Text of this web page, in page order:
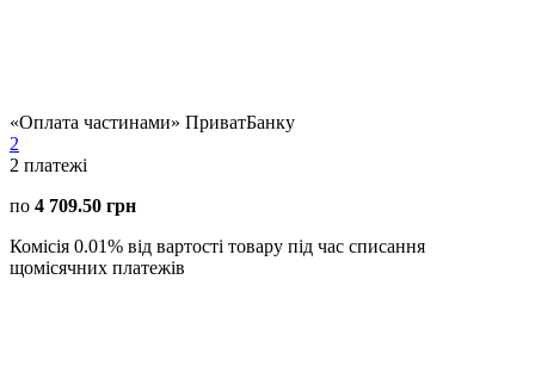
«Оплата частинами» ПриватБанку
2
2 платежі
по 4 709.50 грн
Комісія 0.01% від вартості товару під час списання
щомісячних платежів